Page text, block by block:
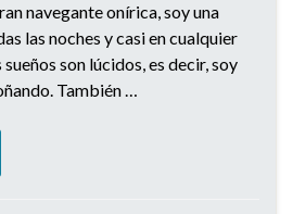
navegante onírica, soy una
las noches y casi en cualquier
son lúcidos, es decir, soy
También …